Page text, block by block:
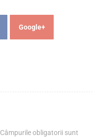
Google+
Câmpurile obligatorii sunt